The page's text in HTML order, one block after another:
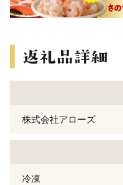
株式会社アローズ
冷凍